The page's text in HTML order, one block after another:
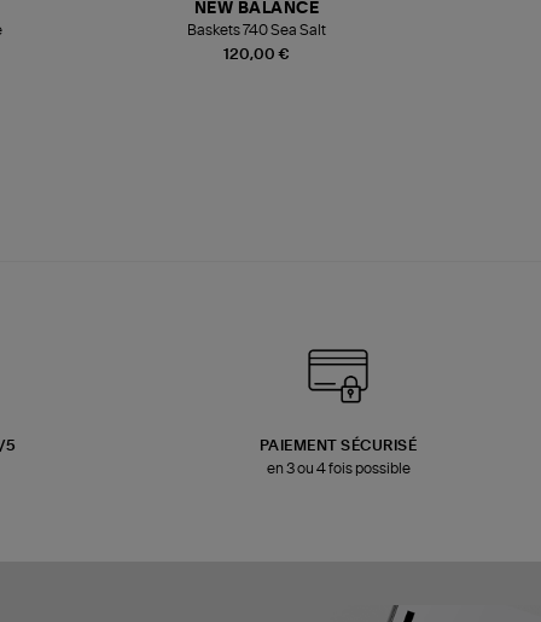
120,00 €
NEW BALANCE
Baskets 740 Sea Salt
5
PAIEMENT SÉCURISÉ
en 3 ou 4 fois possible